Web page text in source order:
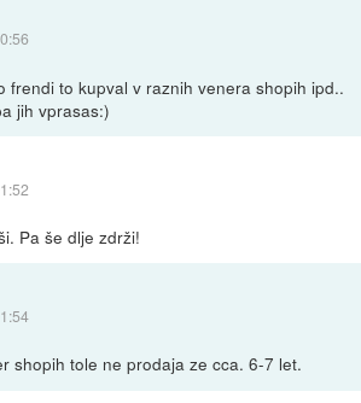
frendi to kupval v raznih venera shopih ipd..
jih vprasas:)
Pa še dlje zdrži!
shopih tole ne prodaja ze cca. 6-7 let.